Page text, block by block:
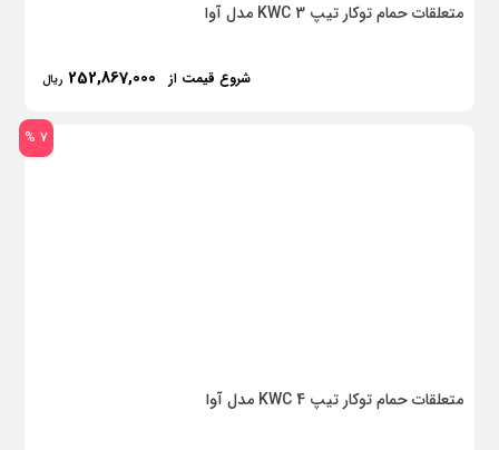
متعلقات حمام توکار تیپ 3 KWC مدل آوا
شروع قیمت از 252,867,000 ریال
7 %
متعلقات حمام توکار تیپ 4 KWC مدل آوا